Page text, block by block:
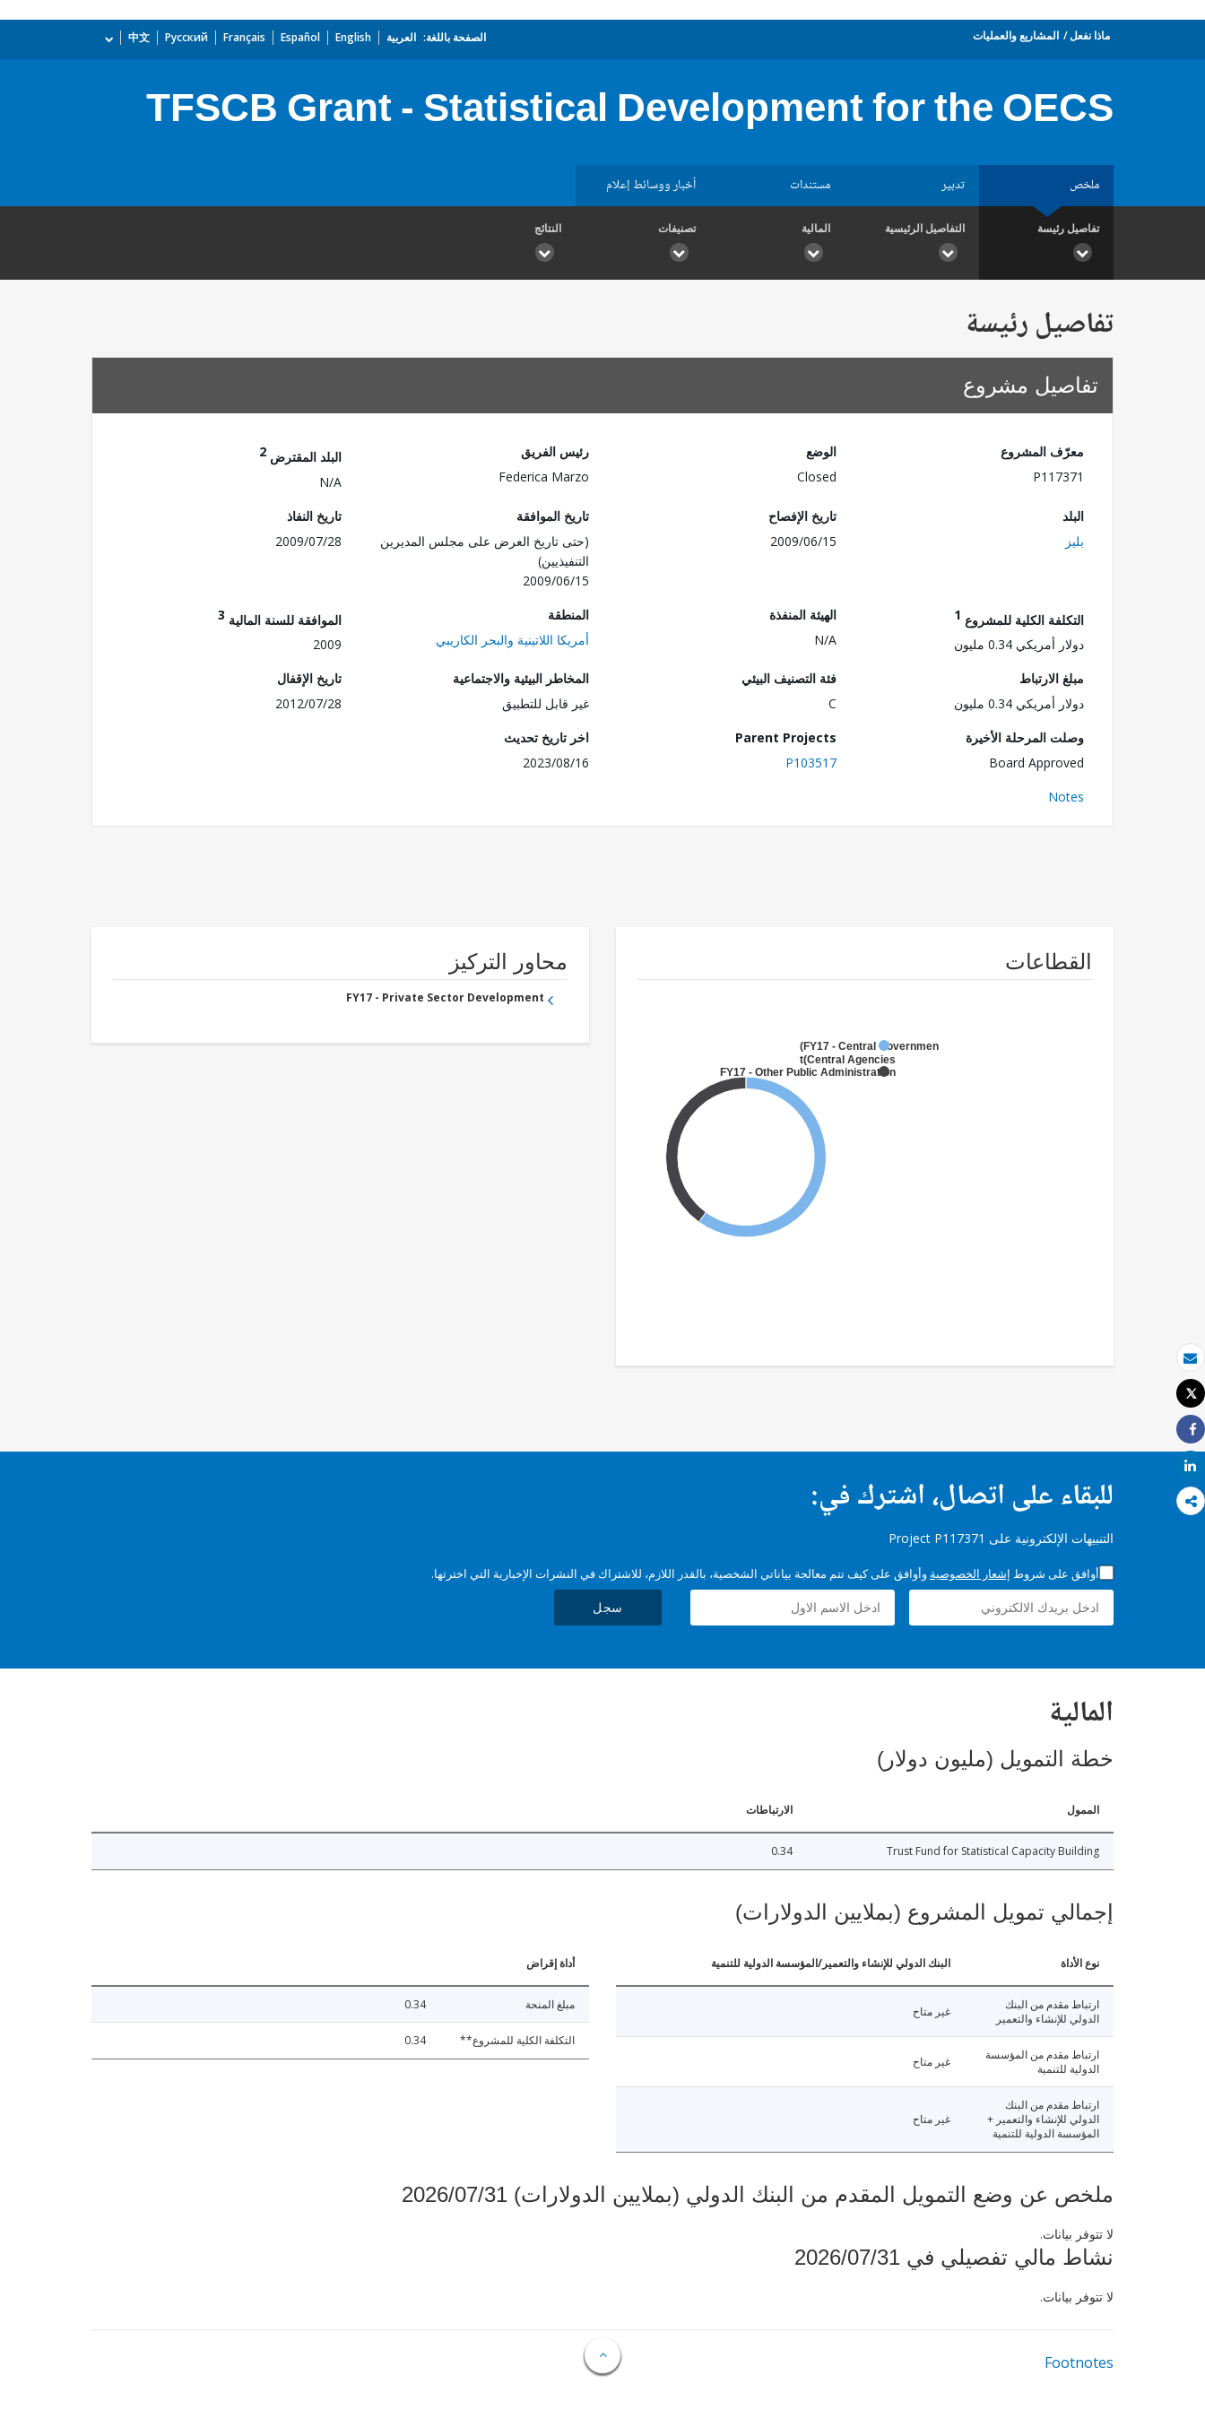
بريد الكتروني
طباعة
Tweet
Share
Share
ماذا نفعل المشاريع والعمليات الصفحة باللغة: العربية English
Español
Français
Русский
中文
TFSCB Grant - Statistical Development for the OECS
ملخص تدبير مستندات أخبار ووسائط إعلام
تفاصيل رئيسة التفاصيل الرئيسية المالية تصنيفات النتائج
تفاصيل رئيسة
تفاصيل مشروع
معرّف المشروع
P117371
الوضع
Closed
رئيس الفريق
Federica Marzo
البلد المقترض 2
N/A
البلد
بليز
تاريخ الإفصاح
2009/06/15
تاريخ الموافقة
(حتى تاريخ العرض على مجلس المديرين
التنفيذيين)
2009/06/15
تاريخ النفاذ
2009/07/28
التكلفة الكلية للمشروع 1
دولار أمريكي 0.34 مليون
الهيئة المنفذة
N/A
المنطقة
أمريكا اللاتينية والبحر الكاريبي
الموافقة للسنة المالية 3
2009
مبلغ الارتباط
دولار أمريكي 0.34 مليون
فئة التصنيف البيئي
C
المخاطر البيئية والاجتماعية
غير قابل للتطبيق
تاريخ الإقفال
2012/07/28
وصلت المرحلة الأخيرة
Board Approved
Parent Projects
P103517
اخر تاريخ تحديث
2023/08/16
Notes
القطاعات
FY17 - Central Government
(Central Agencies
)
FY17 - Other Public Administration
محاور التركيز
FY17 - Private Sector Development
للبقاء على اتصال، اشترك في:
التنبيهات الإلكترونية على Project P117371
أوافق على شروط إشعار الخصوصية وأوافق على كيف تتم معالجة بياناتي الشخصية، بالقدر اللازم، للاشتراك في النشرات الإخبارية التي اخترتها.
سجل
المالية
خطة التمويل (مليون دولار)
الممول الارتباطات
Trust Fund for Statistical Capacity Building
0.34
إجمالي تمويل المشروع (بملايين الدولارات)
نوع الأداة البنك الدولي للإنشاء والتعمير/المؤسسة الدولية للتنمية
ارتباط مقدم من البنك
الدولي للإنشاء والتعمير
غير متاح
ارتباط مقدم من المؤسسة
الدولية للتنمية
غير متاح
ارتباط مقدم من البنك
الدولي للإنشاء والتعمير +
المؤسسة الدولية للتنمية
غير متاح
أداة إقراض
مبلغ المنحة 0.34
التكلفة الكلية للمشروع** 0.34
ملخص عن وضع التمويل المقدم من البنك الدولي (بملايين الدولارات) 2026/07/31
لا تتوفر بيانات.
نشاط مالي تفصيلي في 2026/07/31
لا تتوفر بيانات.
Footnotes